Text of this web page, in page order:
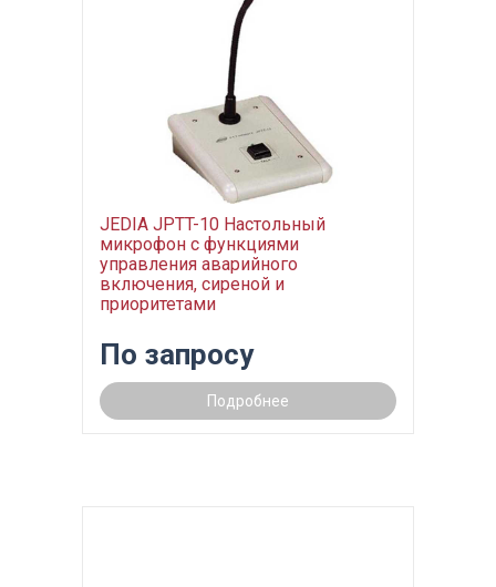
JEDIA JPTT-10 Настольный
микрофон с функциями
управления аварийного
включения, сиреной и
приоритетами
По запросу
Подробнее